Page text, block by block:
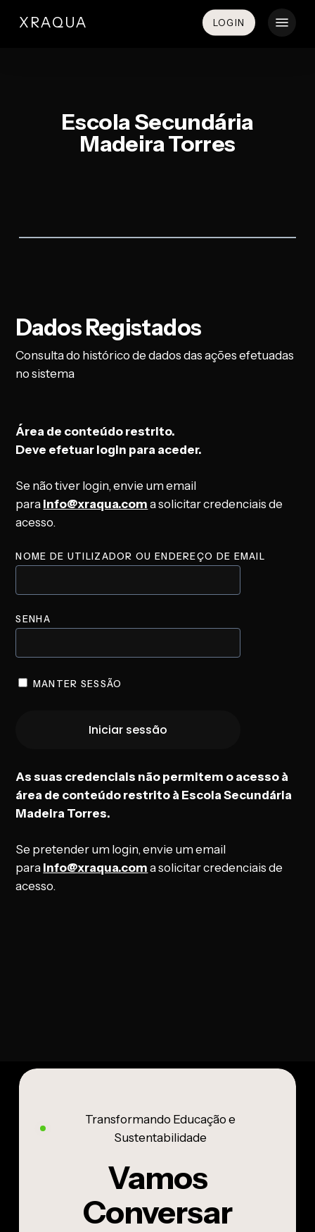
XRAQUA LOGIN
Escola Secundária
Madeira Torres
Dados Registados
Consulta do histórico de dados das ações efetuadas
no sistema
Área de conteúdo restrito.
Deve efetuar login para aceder.
Se não tiver login, envie um email
para info@xraqua.com a solicitar credenciais de
acesso.
NOME DE UTILIZADOR OU ENDEREÇO DE EMAIL
SENHA
MANTER SESSÃO
As suas credenciais não permitem o acesso à
área de conteúdo restrito à Escola Secundária
Madeira Torres.
Se pretender um login, envie um email
para info@xraqua.com a solicitar credenciais de
acesso.
Transformando Educação e
Sustentabilidade
Vamos
Conversar